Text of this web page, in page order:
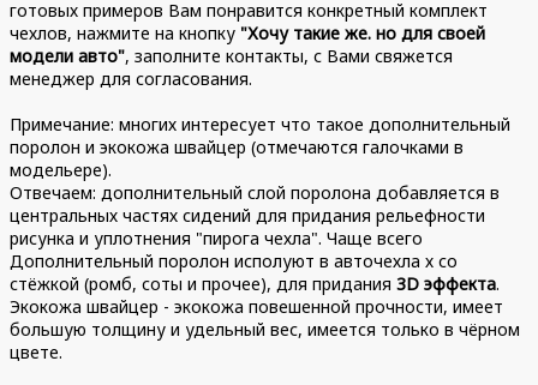
готовых примеров Вам понравится конкретный комплект
чехлов, нажмите на кнопку "Хочу такие же. но для своей
модели авто", заполните контакты, с Вами свяжется
менеджер для согласования.
Примечание: многих интересует что такое дополнительный
поролон и экокожа швайцер (отмечаются галочками в
модельере).
Отвечаем: дополнительный слой поролона добавляется в
центральных частях сидений для придания рельефности
рисунка и уплотнения "пирога чехла". Чаще всего
Дополнительный поролон исполуют в авточехла х со
стёжкой (ромб, соты и прочее), для придания3D эффекта.
Экокожа швайцер - экокожа повешенной прочности, имеет
большую толщину и удельный вес, имеется только в чёрном
цвете.